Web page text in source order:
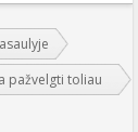
pažvelgti toliau